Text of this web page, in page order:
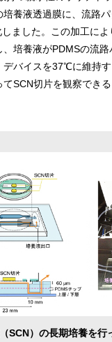
培養液透過膜に、流路
ました。この加工に
培養液がPDMSの流
デバイスを37℃に維持
SCN切片を観察でき
SCN）の長期培養を行